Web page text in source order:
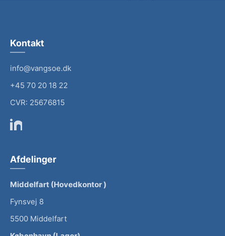
Kontakt
info@vangsoe.dk
+45 70 20 18 22
CVR: 25676815
Afdelinger
Middelfart (Hovedkontor )
Fynsvej 8
5500 Middelfart